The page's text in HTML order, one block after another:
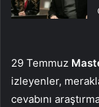
29 Temmuz
izleyenler,
cevabını